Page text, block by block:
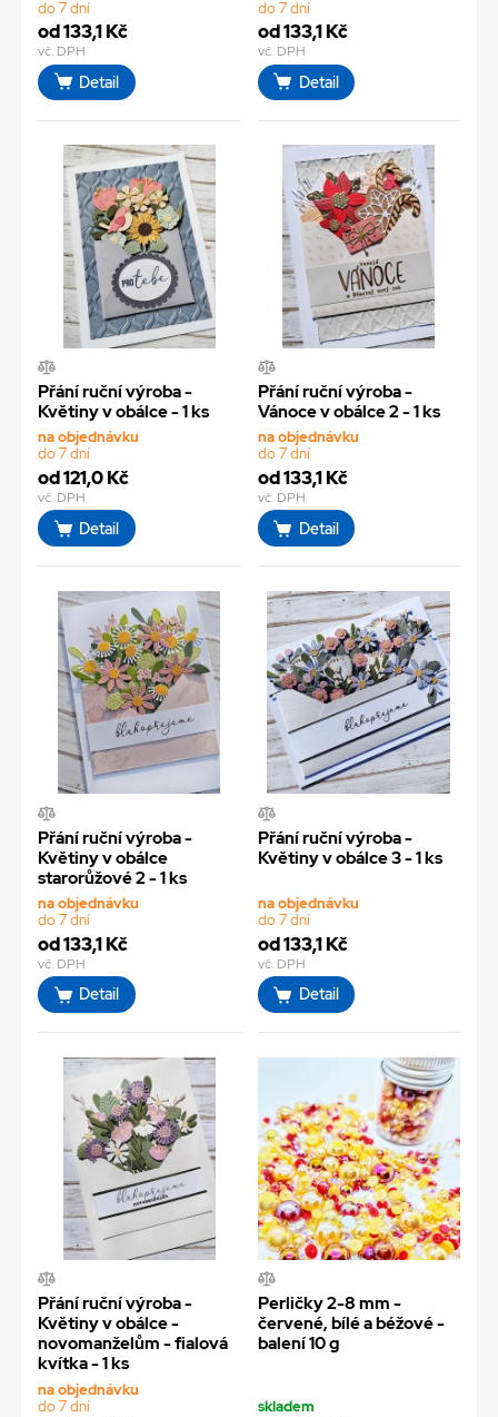
do 7 dní
od 133,1 Kč
vč. DPH
Detail
do 7 dní
od 133,1 Kč
vč. DPH
Detail
Přání ruční výroba -
Květiny v obálce - 1 ks
na objednávku
do 7 dní
od 121,0 Kč
vč. DPH
Detail
Přání ruční výroba -
Vánoce v obálce 2 - 1 ks
na objednávku
do 7 dní
od 133,1 Kč
vč. DPH
Detail
Přání ruční výroba -
Květiny v obálce
starorůžové 2 - 1 ks
na objednávku
do 7 dní
od 133,1 Kč
vč. DPH
Detail
Přání ruční výroba -
Květiny v obálce 3 - 1 ks
na objednávku
do 7 dní
od 133,1 Kč
vč. DPH
Detail
Přání ruční výroba -
Květiny v obálce -
novomanželům - fialová
kvítka - 1 ks
na objednávku
do 7 dní
Perličky 2-8 mm -
červené, bílé a béžové -
balení 10 g
skladem